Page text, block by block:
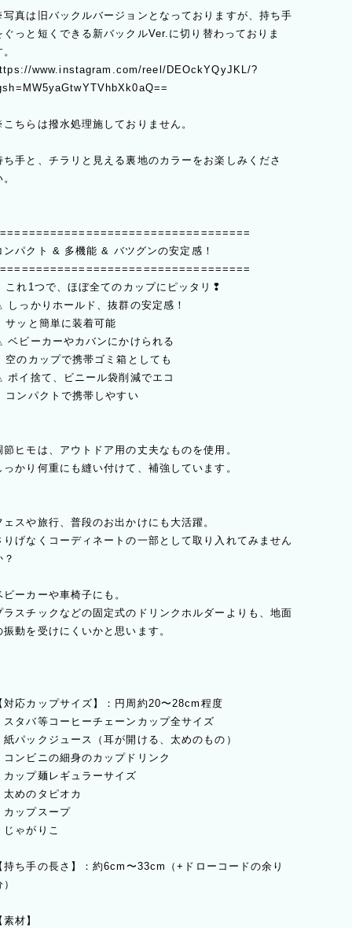
真は旧バックルバージョンとなっておりますが、持ち手
ぐっと短くできる新バックルVer.に切り替わっておりま
www.instagram.com/reel/DEOckYQyJKL/?
ちらは撥水処理施しておりません。
ち手と、チラリと見える裏地のカラーをお楽しみくださ
ンパクト & 多機能 & バツグンの安定感！
これ1つで、ほぼ全てのカップにピッタリ❢
しっかりホールド、抜群の安定感！
サッと簡単に装着可能
ベビーカーやカバンにかけられる
空のカップで携帯ゴミ箱としても
ポイ捨て、ビニール袋削減でエコ
コンパクトで携帯しやすい
節ヒモは、アウトドア用の丈夫なものを使用。
っかり何重にも縫い付けて、補強しています。
ェスや旅行、普段のお出かけにも大活躍。
りげなくコーディネートの一部として取り入れてみません
？
ビーカーや車椅子にも。
ラスチックなどの固定式のドリンクホルダーよりも、地面
振動を受けにくいかと思います。
対応カップサイズ】：円周約20〜28cm程度
スタバ等コーヒーチェーンカップ全サイズ
紙パックジュース（耳が開ける、太めのもの）
コンビニの細身のカップドリンク
カップ麺レギュラーサイズ
太めのタピオカ
カップスープ
じゃがりこ
持ち手の長さ】：約6cm〜33cm（+ドローコードの余り
素材】